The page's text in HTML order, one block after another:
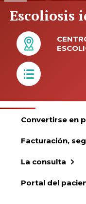
Escoliosis
Convertirse en
Facturación,
La consulta
Portal del